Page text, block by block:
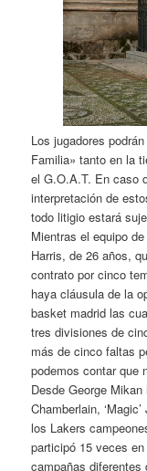
Los jugadores
Familia» tanto en la
el G.O.A.T. En caso
interpretación de
todo litigio estará
Mientras el equipo
Harris, de 26 años,
contrato por cinco
haya cláusula de la
basket madrid las
tres divisiones de
más de cinco faltas
podemos contar que
Desde George
Chamberlain,
los Lakers
participó 15 veces
campañas